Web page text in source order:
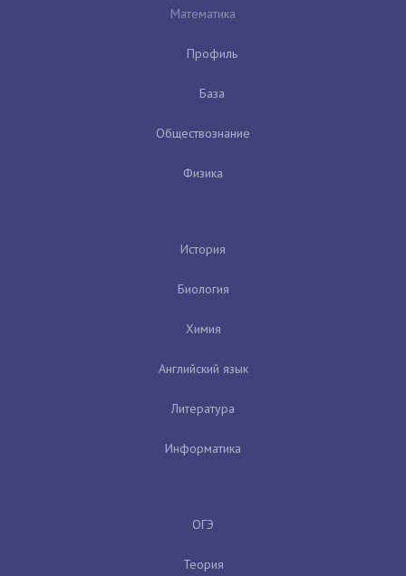
Математика
Профиль
База
Обществознание
Физика
История
Биология
Химия
Английский язык
Литература
Информатика
ОГЭ
Теория